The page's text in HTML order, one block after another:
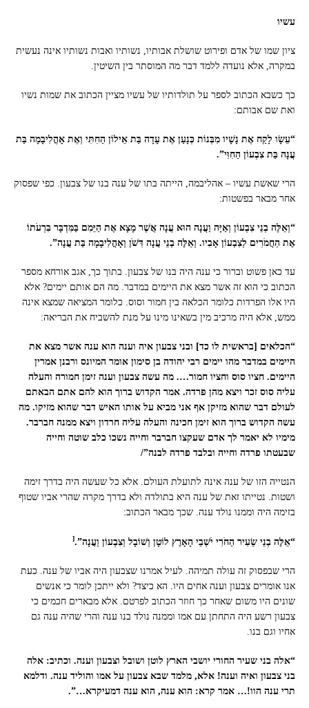
עשיו
ציון שמו של אדם ופירוט שושלת אבותיו, נשותיו ואבות נשותיו אינה נעשית
במקרה, אלא נועדה ללמד דבר מה המוסתר בין השיטין.
כך כשבא הכתוב לספר על תולדותיו של עשיו מציין הכתוב את שמות נשיו
ואת שם אבותם:
“עֵשָׂו לָקַח אֶת נָשָׁיו מִבְּנוֹת כְּנָעַן אֶת עָדָה בַּת אֵילוֹן הַחִתִּי וְאֶת אָהֳלִיבָמָה בַּת
עֲנָה בַּת צִבְעוֹן הַחִוִּי”.
הרי שאשת עשיו – אהליבמה, הייתה בתו של ענה בנו של צבעון. כפי שפסוק
אחר מבאר בפשטות:
“וְאֵלֶּה בְנֵי צִבְעוֹן וְאַיָּה וַעֲנָה הוּא עֲנָה אֲשֶׁר מָצָא אֶת הַיֵּמִם בַּמִּדְבָּר בִּרְעֹתוֹ
אֶת הַחֲמֹרִים לְצִבְעוֹן אָבִיו. וְאֵלֶּה בְנֵי עֲנָה דִּשֹׁן וְאָהֳלִיבָמָה בַּת עֲנָה”.
עד כאן פשוט וברור כי ענה היה בנו של צבעון. בתוך כך, אגב אורחא מספר
הכתוב כי הוא זה אשר מצא את היימים במדבר. מה הם אותם יימים? אלא
היו אלו הפרדות כלומר הכלאה בין חמור וסוס. כלומר המציאה שמצא אינה
ממש, אלא היה מרכיב מין בשאינו מינו על מנת להשביח את הבריאה:
“הכלאים [בראשית לו כד] ובני צבעון איה וענה הוא ענה אשר מצא את
היימים במדבר מהו יימים רבי יהודה בן סימון אומר המיונס ורבנן אמרין
היימים. חציו סוס וחציו חמור…. מה עשה צבעון וענה זימן חמורה והעלה
עליה סוס זכר ויצא מהן פרדה. אמר הקדוש ברוך הוא להם אתם הבאתם
לעולם דבר שהוא מזיקן אף אני מביא על אותו האיש דבר שהוא מזיקו. מה
עשה הקדוש ברוך הוא זימן חכינה והעלה עליה חרדון ויצא ממנה חברבר.
מימיו לא יאמר לך אדם שעקצו חברבר וחייה נשכו כלב שוטה וחייה
שבעטתו פרדה וחייה ובלבד פרדה לבנה”/
הנטייה הזו של ענה אינה לתועלת העולם. אלא כל שעשה היה בדרך זימה
ושטות. נטייתו זאת של ענה היא בתולדה ולא בדרך מקרה שהרי אביו שטוף
בזימה היה וממנו נולד ענה. שכך מבאר הכתוב:
“אֵלֶּה בְנֵי שֵׂעִיר הַחֹרִי יֹשְׁבֵי הָאָרֶץ לוֹטָן וְשׁוֹבָל וְצִבְעוֹן וַעֲנָה”.[
הרי שבפסוק זה עולה תמיהה. לעיל אמרנו שצבעון היה אביו של ענה. כעת
אנו אומרים צבעון וענה אחים היו. הא כיצד? ולא ייתכן לומר כי אנשים
שונים היו משום שאחר כך חוזר הכתוב לפרטם. אלא מבארים חכמים כי
צבעון רשע היה התחתן עם אמו וממנה נולד בנו ענה והרי שהיה ענה גם
אחיו וגם בנו.
“אלה בני שעיר החורי יושבי הארץ לוטן ושובל וצבעון וענה. וכתיב: אלה
בני צבעון ואיה וענה! אלא, מלמד שבא צבעון על אמו והוליד ענה. ודלמא
תרי ענה הוו!… אמר קרא: הוא ענה, הוא ענה דמעיקרא…”.